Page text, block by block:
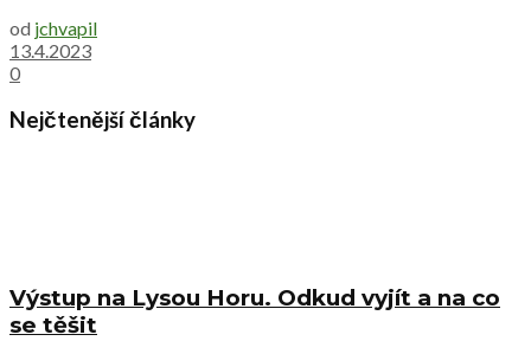
od jchvapil
13.4.2023
0
Nejčtenější články
Výstup na Lysou Horu. Odkud vyjít a na co
se těšit